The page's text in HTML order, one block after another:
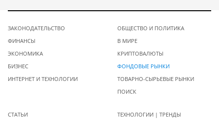
ЗАКОНОДАТЕЛЬСТВО
ФИНАНСЫ
ЭКОНОМИКА
БИЗНЕС
ИНТЕРНЕТ И ТЕХНОЛОГИИ
ОБЩЕСТВО И ПОЛИТИКА
В МИРЕ
КРИПТОВАЛЮТЫ
ФОНДОВЫЕ РЫНКИ
ТОВАРНО-СЫРЬЕВЫЕ РЫНКИ
ПОИСК
СТАТЬИ
ТЕХНОЛОГИИ | ТРЕНДЫ